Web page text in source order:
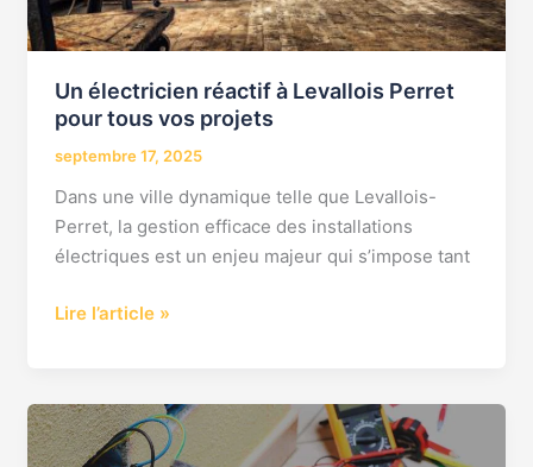
Un électricien réactif à Levallois Perret
pour tous vos projets
septembre 17, 2025
Dans une ville dynamique telle que Levallois-
Perret, la gestion efficace des installations
électriques est un enjeu majeur qui s’impose tant
projets
Lire l’article »
Électricien
Levallois